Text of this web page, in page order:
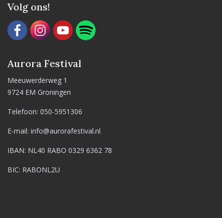
Volg ons!
Aurora Festival
Meeuwerderweg 1
9724 EM Groningen
Telefoon:050-5951306
E-mail:info@aurorafestival.nl
IBAN: NL40 RABO 0329 6362 78
BIC: RABONL2U